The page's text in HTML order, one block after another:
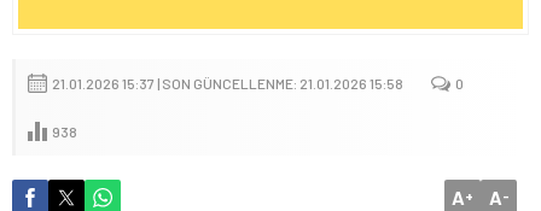
21.01.2026 15:37 | SON GÜNCELLENME: 21.01.2026 15:58 0
938
A+ A-